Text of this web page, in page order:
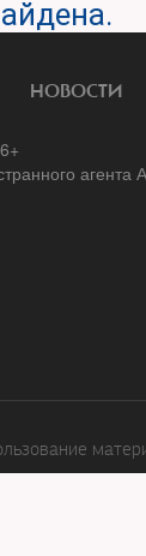
НОВОСТИ